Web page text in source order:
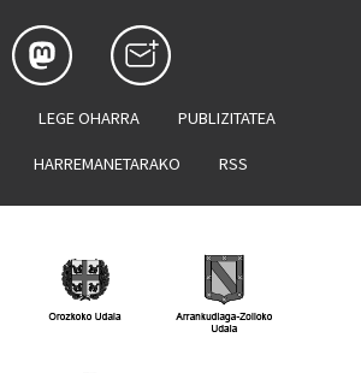
LEGE OHARRA PUBLIZITATEA
HARREMANETARAKO RSS